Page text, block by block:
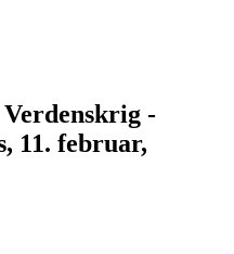
-
11. februar,